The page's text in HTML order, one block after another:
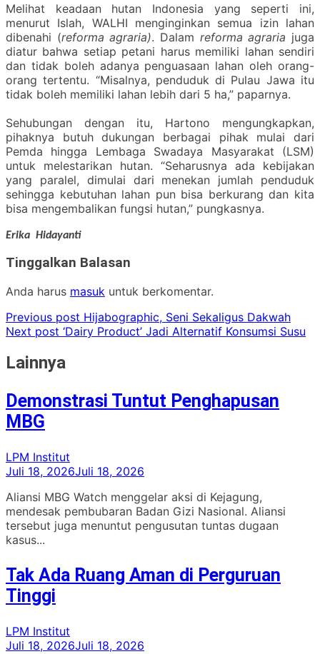
Melihat keadaan hutan Indonesia yang seperti ini,
menurut Islah, WALHI menginginkan semua izin lahan
dibenahi (reforma agraria). Dalam reforma agraria juga
diatur bahwa setiap petani harus memiliki lahan sendiri
dan tidak boleh adanya penguasaan lahan oleh orang-
orang tertentu. “Misalnya, penduduk di Pulau Jawa itu
tidak boleh memiliki lahan lebih dari 5 ha,” paparnya.
Sehubungan dengan itu, Hartono mengungkapkan,
pihaknya butuh dukungan berbagai pihak mulai dari
Pemda hingga Lembaga Swadaya Masyarakat (LSM)
untuk melestarikan hutan. “Seharusnya ada kebijakan
yang paralel, dimulai dari menekan jumlah penduduk
sehingga kebutuhan lahan pun bisa berkurang dan kita
bisa mengembalikan fungsi hutan,” pungkasnya.
Erika Hidayanti
Tinggalkan Balasan
Anda harus masuk untuk berkomentar.
Previous post Hijabographic, Seni Sekaligus Dakwah
Next post ‘Dairy Product’ Jadi Alternatif Konsumsi Susu
Lainnya
Demonstrasi Tuntut Penghapusan
MBG
LPM Institut
Juli 18, 2026Juli 18, 2026
Aliansi MBG Watch menggelar aksi di Kejagung,
mendesak pembubaran Badan Gizi Nasional. Aliansi
tersebut juga menuntut pengusutan tuntas dugaan
kasus...
Tak Ada Ruang Aman di Perguruan
Tinggi
LPM Institut
Juli 18, 2026Juli 18, 2026